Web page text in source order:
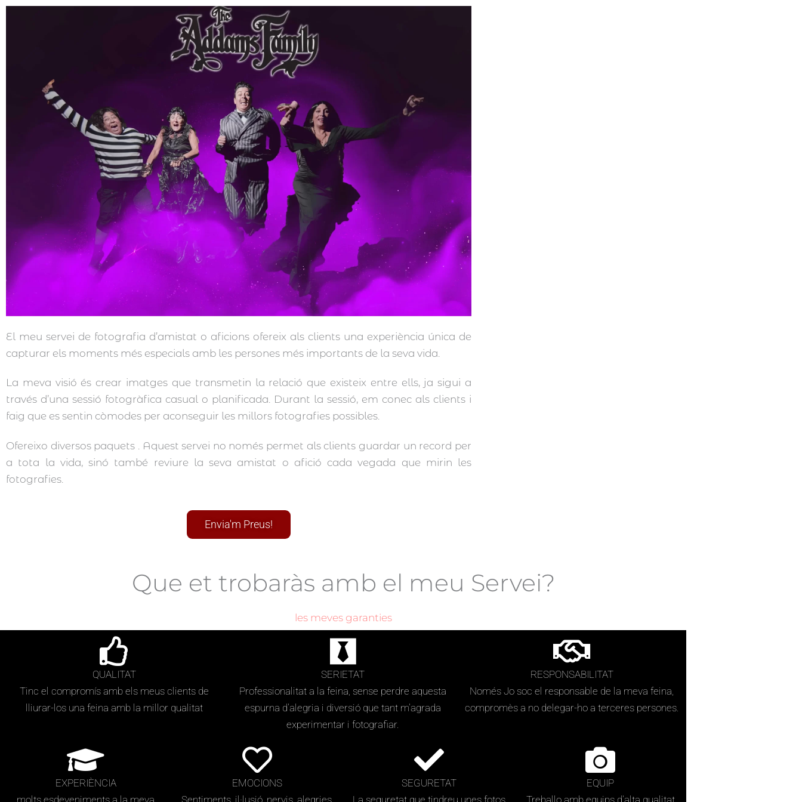
El meu servei de fotografia d’amistat o aficions ofereix als clients una experiència única de
capturar els moments més especials amb les persones més importants de la seva vida.
La meva visió és crear imatges que transmetin la relació que existeix entre ells, ja sigui a
través d’una sessió fotogràfica casual o planificada. Durant la sessió, em conec als clients i
faig que es sentin còmodes per aconseguir les millors fotografies possibles.
Ofereixo diversos paquets . Aquest servei no només permet als clients guardar un record per
a tota la vida, sinó també reviure la seva amistat o afició cada vegada que mirin les
fotografies.
Envia'm Preus!
Que et trobaràs amb el meu Servei?
les meves garanties
QUALITAT
Tinc el compromís amb els meus clients de
lliurar-los una feina amb la millor qualitat
SERIETAT
Professionalitat a la feina, sense perdre aquesta
espurna d'alegria i diversió que tant m'agrada
experimentar i fotografiar.
RESPONSABILITAT
Només Jo soc el responsable de la meva feina,
compromès a no delegar-ho a terceres persones.
EXPERIÈNCIA
EMOCIONS
SEGURETAT
EQUIP